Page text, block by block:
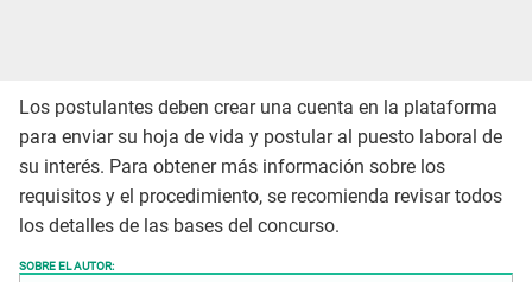
Los postulantes deben crear una cuenta en la plataforma
para enviar su hoja de vida y postular al puesto laboral de
su interés. Para obtener más información sobre los
requisitos y el procedimiento, se recomienda revisar todos
los detalles de las bases del concurso.
SOBRE EL AUTOR: